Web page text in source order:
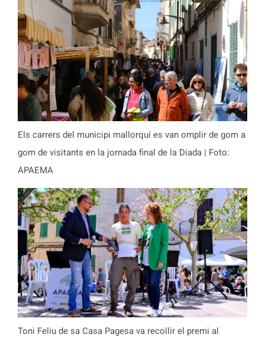
Els carrers del municipi mallorquí es van omplir de gom a
gom de visitants en la jornada final de la Diada | Foto:
APAEMA
Toni Feliu de sa Casa Pagesa va recollir el premi al